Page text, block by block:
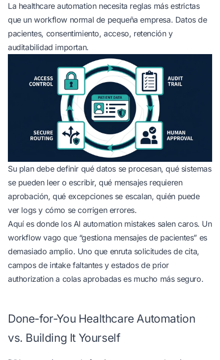
La healthcare automation necesita reglas más estrictas
que un workflow normal de pequeña empresa. Datos de
pacientes, consentimiento, acceso, retención y
auditabilidad importan.
Su plan debe definir qué datos se procesan, qué sistemas
se pueden leer o escribir, qué mensajes requieren
aprobación, qué excepciones se escalan, quién puede
ver logs y cómo se corrigen errores.
Aquí es donde los AI automation mistakes salen caros. Un
workflow vago que “gestiona mensajes de pacientes” es
demasiado amplio. Uno que enruta solicitudes de cita,
campos de intake faltantes y estados de prior
authorization a colas aprobadas es mucho más seguro.
Done-for-You Healthcare Automation
vs. Building It Yourself